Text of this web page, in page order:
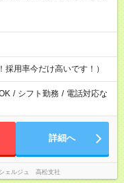
用率今だけ高いです！）
/ シフト勤務 / 電話対応な
詳細へ
ェルジュ 高松支社